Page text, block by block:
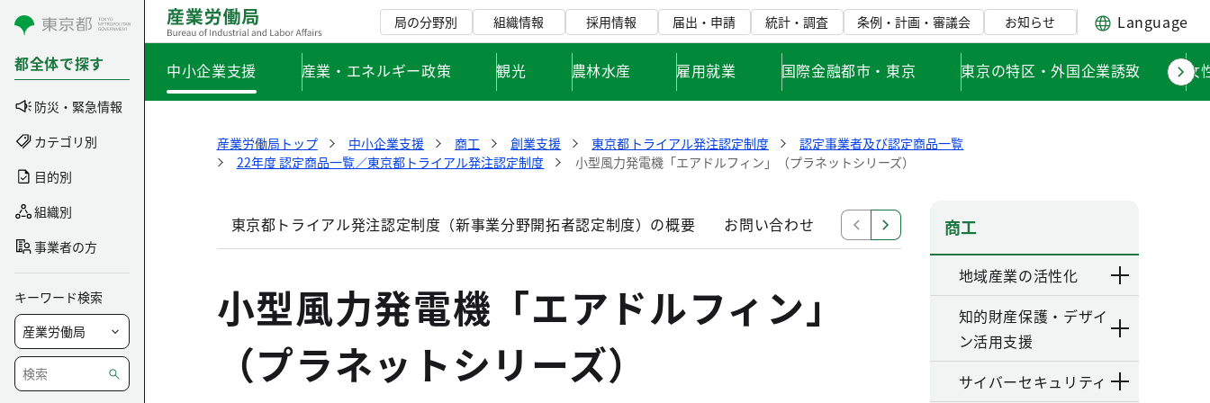
コンテンツにスキップ
都全体で探す
防災・緊急情報
カテゴリ別
目的別
組織別
事業者の方
キーワード検索
局の分野別 組織情報 採用情報 届出・申請 統計・調査 条例・計画・審議会 お知らせ Language
中小企業支援 産業・エネルギー政策 観光 農林水産 雇用就業 国際金融都市・東京 東京の特区・外国企業誘致 女
産業労働局トップ 中小企業支援 商工 創業支援 東京都トライアル発注認定制度
認定事業者及び認定商品一覧
22年度 認定商品一覧／東京都トライアル発注認定制度
小型風力発電機「エアドルフィン」（プラネットシリーズ）
東京都トライアル発注認定制度（新事業分野開拓者認定制度）の概要 お問い合わせ 購入商品使用評価
小型風力発電機「エアドルフィン」
（プラネットシリーズ）
商工
地域産業の活性化
知的財産保護・デザイ
ン活用支援
サイバーセキュリティ